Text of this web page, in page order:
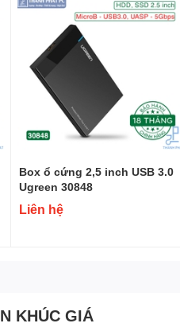
Box ổ cứng 2,5 inch USB 3.0
Ugreen 30848
Liên hệ
KHÚC GIÁ